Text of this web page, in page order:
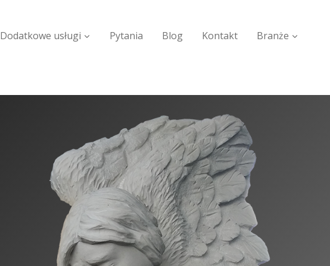
Dodatkowe usługi Pytania Blog Kontakt Branże